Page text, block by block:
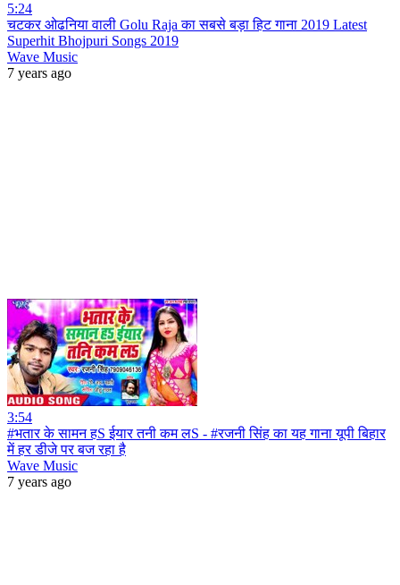
5:24
चटकर ओढनिया वाली Golu Raja का सबसे बड़ा हिट गाना 2019 Latest
Superhit Bhojpuri Songs 2019
Wave Music
7 years ago
3:54
#भतार के सामन हS ईयार तनी कम लS - #रजनी सिंह का यह गाना यूपी बिहार
में हर डीजे पर बज रहा है
Wave Music
7 years ago